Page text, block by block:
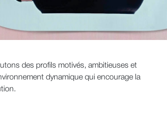
des profils motivés, ambitieuses et
dynamique qui encourage la